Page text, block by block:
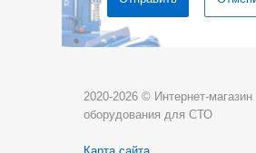
2020-2026 © Интернет-магазин
оборудования для СТО